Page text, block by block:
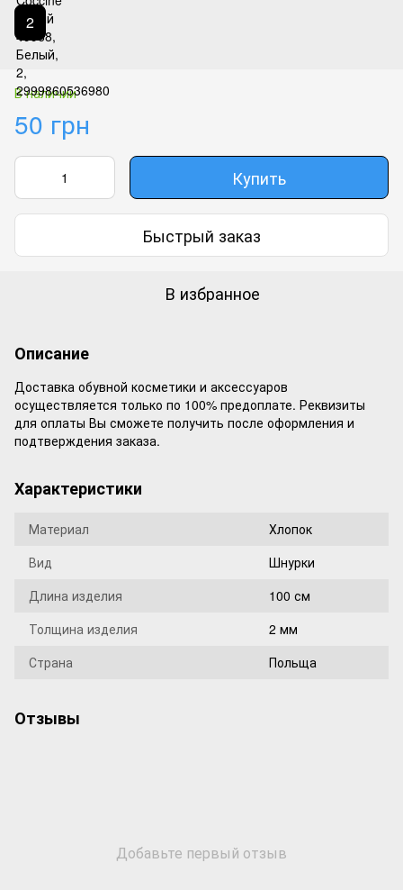
2
В наличии
50 грн
Купить
Быстрый заказ
В избранное
Описание
Доставка обувной косметики и аксессуаров
осуществляется только по 100% предоплате. Реквизиты
для оплаты Вы сможете получить после оформления и
подтверждения заказа.
Характеристики
Материал
Хлопок
Вид
Шнурки
Длина изделия
100 см
Толщина изделия
2 мм
Страна
Польща
Отзывы
Добавьте первый отзыв